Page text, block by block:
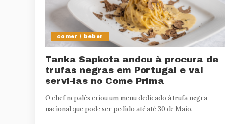
comer \ beber
Tanka Sapkota andou à procura de
trufas negras em Portugal e vai
servi-las no Come Prima
O chef nepalês criou um menu dedicado à trufa negra
nacional que pode ser pedido até até 30 de Maio.